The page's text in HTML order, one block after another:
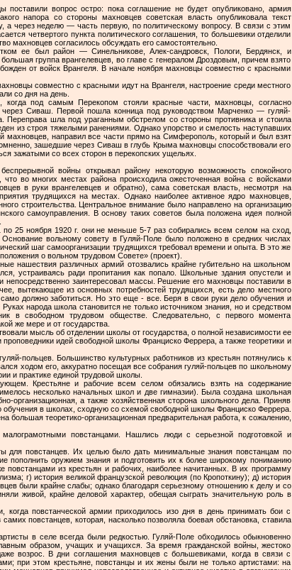
поставили вопрос остро: пока соглашение не будет опубликовано, армия
напора со сто­роны махновцев советская власть опубликовала текст
а через неделю — часть первую, по политическому воп­росу. В связи с этим
четвертого пункта политического соглашения, то большевики отделили
махновцев согласилось обсуждать его самостоя­тельно.
ее был район — Синельникове, Алек-сандровск, Пологи, Бердянск, и
группа врангелевцев, во главе с генералом Дроздовым, при­чем взято
от войск Врангеля. В начале ноября махновцы совместно с красными
совместно с красными идут на Врангеля, настроение среди местного
со дня на день.
под самым Перекопом стояли красные части, махновцы, согласно
через Сиваш. Первой пошла конница под руководством Марченко — гуляй-
Переправа шла под ураганным обстрелом со стороны противника и стоила
из строя тя­желыми ранениями. Однако упорство и смелость наступавших
махновцев, направил все части прямо на Симферополь, который и был взят
зашедшие через Сиваш в глубь Крыма махновцы способст­вовали его
зажатыми со всех сторон в перекопских ущельях.
войны открывал району некоторую возможность спокойного
во многих местах района происходила ожесточенная война с войсками
в руки врангелевцев и обратно), сама советская власть, несмотря на
трудящихся на местах. Од­нако наиболее активное ядро махновцев,
строительства. Центральное внимание было направ­лено на организацию
самоуправления. В основу таких советов была положена идея полной
25 ноября 1920 г. они не меньше 5-7 раз собирались всем селом на сход,
вольному совету в Гуляй-Поле было положено в средних числах
шаг самоорганизации трудя­щихся требовал времени и опыта. В это же
о вольном трудовом Совете» (проект).
нашествия различных армий отозвались крайне губительно на школьном
устраи­ваясь ради пропитания как попало. Школьные здания опустели и
заинтересовал массы. Решение его махновцы поставили в
вы­текающее из основных потребностей трудящихся, есть дело местного
должно заботиться. Но это еще - все. Беря в свои руки дело обучения и
народа школа становится не только источником знания, но и средством
в свободном трудовом обще­стве. Следовательно, с первого момента
же мере и от государства.
мысль об отделении школы от го­сударства, о полной независимости ее
идей свободной школы Франциско Феррера, а так­же теоретики и
польцев. Большинство культурных ра­ботников из крестьян потянулись к
ходом его, аккуратно посещая все собрания гуляй-польцев по школьному
и практике единой трудовой школы.
Крестьяне и рабочие всем селом обя­зались взять на содержание
не­сколько начальных школ и две гимназии). Была создана школь­ная
организационная, а также хозяй­ственная сторона школьного дела. Приняв
в школах, сходную со схемой свободной школы Франциско Феррера.
теорети­ко-организационная предварительная работа, к сожалению,
повстанцами. Нашлись люди с серьезной подготовкой и
для повстанцев. Их целью было дать минимальные знания повстанцам по
пополнить оружием знания и подготовить их к более широкому пониманию
из крестьян и рабочих, наиболее начитанных. В их программу
г) история великой французской революция (по Кропоткину); д) история
были крайне слабы; однако благодаря серьезному отношению к делу и со
живой, крайне деловой характер, обещая сыграть значительную роль в
повстанческой армии приходилось изо дня в день принимать бои с
по­встанцев, которая, насколько позволяла боевая обстановка, ставила
в селе всегда были редкостью. Гу­ляй-Поле обходилось обыкновенно
образом, учащих и учащихся. За время гражданской войны, жес­токо
возрос. В дни соглашения махновцев с большевиками, когда в связи с
при этом крестьяне, повстанцы и их жены были не только артистами: на